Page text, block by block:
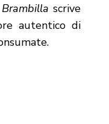
scrive
autentico di